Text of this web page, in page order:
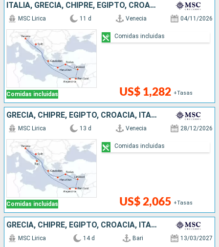
ITALIA, GRECIA, CHIPRE, EGIPTO, CROACIA
Comidas incluidas
MSC Lirica 11 d Venecia 04/11/2026
US$ 1,282 +Tasas
Comidas incluidas
GRECIA, CHIPRE, EGIPTO, CROACIA, ITALIA
Comidas incluidas
MSC Lirica 13 d Venecia 28/12/2026
US$ 2,065 +Tasas
Comidas incluidas
GRECIA, CHIPRE, EGIPTO, CROACIA, ITALIA
MSC Lirica 14 d Bari 13/03/2027